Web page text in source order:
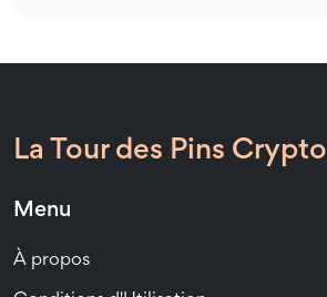
La Tour des Pins Crypto
Menu
À propos